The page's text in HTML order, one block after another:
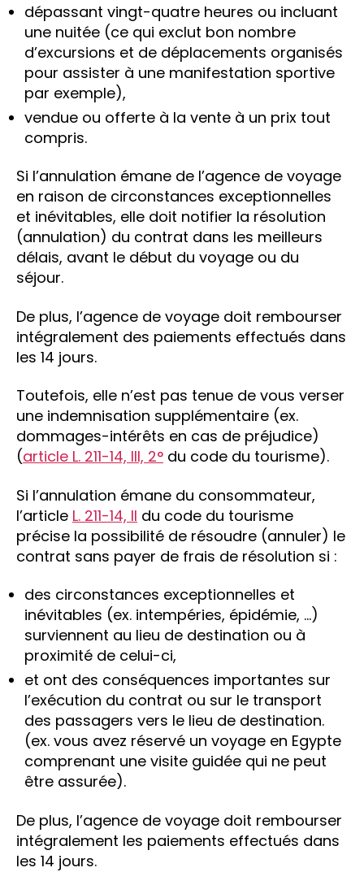
dépassant vingt-quatre heures ou incluant
une nuitée (ce qui exclut bon nombre
d’excursions et de déplacements organisés
pour assister à une manifestation sportive
par exemple),
vendue ou offerte à la vente à un prix tout
compris.
Si l’annulation émane de l’agence de voyage
en raison de circonstances exceptionnelles
et inévitables, elle doit notifier la résolution
(annulation) du contrat dans les meilleurs
délais, avant le début du voyage ou du
séjour.
De plus, l’agence de voyage doit rembourser
intégralement des paiements effectués dans
les 14 jours.
Toutefois, elle n’est pas tenue de vous verser
une indemnisation supplémentaire (ex.
dommages-intérêts en cas de préjudice)
(article L. 211-14, III, 2° du code du tourisme).
Si l’annulation émane du consommateur,
l’article L. 211-14, II du code du tourisme
précise la possibilité de résoudre (annuler) le
contrat sans payer de frais de résolution si :
des circonstances exceptionnelles et
inévitables (ex. intempéries, épidémie, …)
surviennent au lieu de destination ou à
proximité de celui-ci,
et ont des conséquences importantes sur
l’exécution du contrat ou sur le transport
des passagers vers le lieu de destination.
(ex. vous avez réservé un voyage en Egypte
comprenant une visite guidée qui ne peut
être assurée).
De plus, l’agence de voyage doit rembourser
intégralement les paiements effectués dans
les 14 jours.